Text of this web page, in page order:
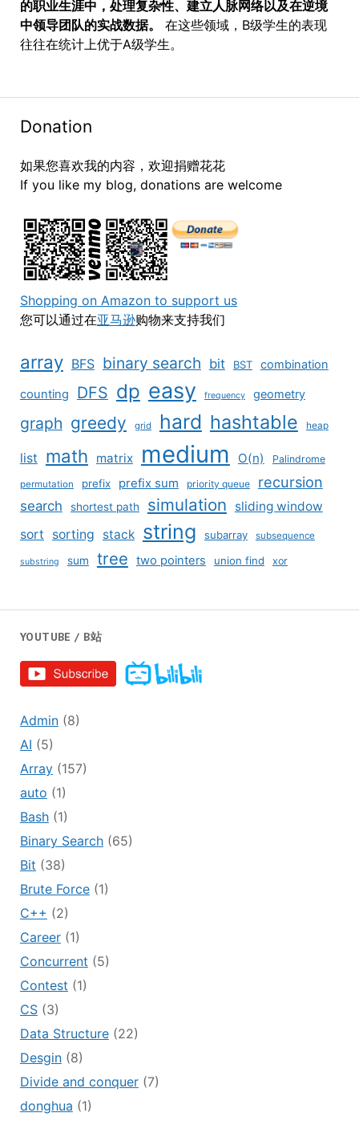
Donation
如果您喜欢我的内容，欢迎捐赠花花
If you like my blog, donations are welcome
Shopping on Amazon to support us
您可以通过在亚马逊购物来支持我们
array BFS binary search bit BST combination
counting DFS dp easy frequency geometry
graph greedy grid hard hashtable heap
list math matrix medium O(n) Palindrome
permutation prefix prefix sum priority queue recursion
search shortest path simulation
sliding window
sort
sorting stack string subarray subsequence
substring sum tree two pointers union find xor
的职业生涯中，处理复杂性、建立人脉网络以及在逆境
中领导团队的实战数据。
在这些领域，B级学生的表现
往往在统计上优于A级学生。
YOUTUBE / B站
Admin(8)
AI (5)
Array(157)
auto (1)
Bash(1)
Binary Search(65)
Bit (38)
Brute Force(1)
C++ (2)
Career(1)
Concurrent (5)
Contest (1)
CS(3)
Data Structure(22)
Desgin(8)
Divide and conquer(7)
donghua (1)